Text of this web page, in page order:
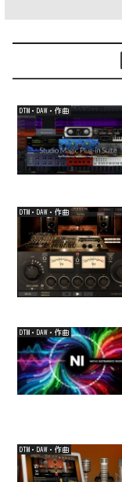
DTM・DAW・作曲
DTM・DAW・作曲
DTM・DAW・作曲
DTM・DAW・作曲